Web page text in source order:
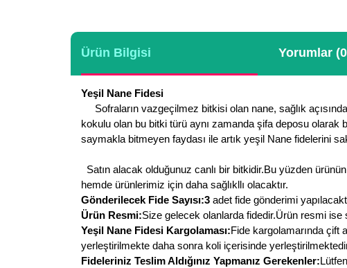
Ürün Bilgisi Yorumlar
Yeşil Nane Fidesi
Sofraların vazgeçilmez bitkisi olan nane, sağlık
kokulu olan bu bitki türü aynı zamanda şifa deposu olarak
saymakla bitmeyen faydası ile artık yeşil Nane fidelerini
Satın alacak olduğunuz canlı bir bitkidir.Bu yüzden
hemde ürünlerimiz için daha sağlıkllı olacaktır.
Gönderilecek Fide Sayısı:3 adet fide gönderimi
Ürün Resmi:Size gelecek olanlarda fidedir.Ürün resmi
Yeşil Nane Fidesi Kargolaması:Fide kargolamarında çift
yerleştirilmekte daha sonra koli içerisinde
Fideleriniz Teslim Aldığınız Yapmanız Gerekenler: